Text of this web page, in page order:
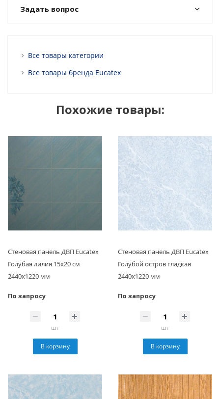
Задать вопрос
Все товары категории
Все товары бренда Eucatex
Похожие товары:
Стеновая панель ДВП Eucatex
Голубая лилия 15х20 см
2440х1220 мм
По запросу
шт
В корзину
Стеновая панель ДВП Eucatex
Голубой остров гладкая
2440х1220 мм
По запросу
шт
В корзину